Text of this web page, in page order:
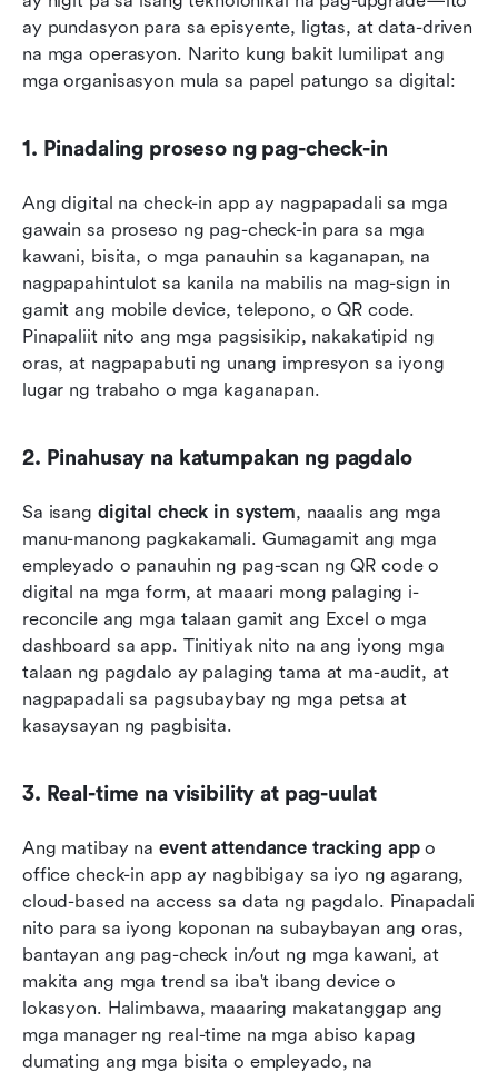
ay pundasyon para sa episyente, ligtas, at data-driven
na mga operasyon. Narito kung bakit lumilipat ang
mga organisasyon mula sa papel patungo sa digital:
1. Pinadaling proseso ng pag-check-in
Ang digital na check-in app ay nagpapadali sa mga
gawain sa proseso ng pag-check-in para sa mga
kawani, bisita, o mga panauhin sa kaganapan, na
nagpapahintulot sa kanila na mabilis na mag-sign in
gamit ang mobile device, telepono, o QR code.
Pinapaliit nito ang mga pagsisikip, nakakatipid ng
oras, at nagpapabuti ng unang impresyon sa iyong
lugar ng trabaho o mga kaganapan.
2. Pinahusay na katumpakan ng pagdalo
Sa isang digital check in system, naaalis ang mga
manu-manong pagkakamali. Gumagamit ang mga
empleyado o panauhin ng pag-scan ng QR code o
digital na mga form, at maaari mong palaging i-
reconcile ang mga talaan gamit ang Excel o mga
dashboard sa app. Tinitiyak nito na ang iyong mga
talaan ng pagdalo ay palaging tama at ma-audit, at
nagpapadali sa pagsubaybay ng mga petsa at
kasaysayan ng pagbisita.
3. Real-time na visibility at pag-uulat
Ang matibay na event attendance tracking app o
office check-in app ay nagbibigay sa iyo ng agarang,
cloud-based na access sa data ng pagdalo. Pinapadali
nito para sa iyong koponan na subaybayan ang oras,
bantayan ang pag-check in/out ng mga kawani, at
makita ang mga trend sa iba't ibang device o
lokasyon. Halimbawa, maaaring makatanggap ang
mga manager ng real-time na mga abiso kapag
dumating ang mga bisita o empleyado, na